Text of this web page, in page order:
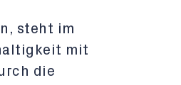
steht im
mit
die